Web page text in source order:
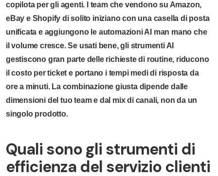
copilota per gli agenti. I team che vendono su Amazon,
eBay e Shopify di solito iniziano con una casella di posta
unificata e aggiungono le automazioni AI man mano che
il volume cresce. Se usati bene, gli strumenti AI
gestiscono gran parte delle richieste di routine, riducono
il costo per ticket e portano i tempi medi di risposta da
ore a minuti. La combinazione giusta dipende dalle
dimensioni del tuo team e dal mix di canali, non da un
singolo prodotto.
Quali sono gli strumenti di
efficienza del servizio clienti